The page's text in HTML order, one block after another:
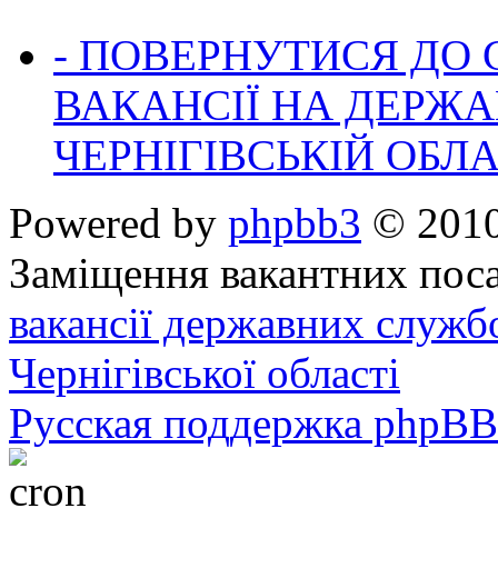
- ПОВЕРНУТИСЯ ДО
ВАКАНСІЇ НА
ЧЕРНІГІВСЬКІЙ
Powered by phpbb3 ©
Заміщення вакантних
вакансії державних
Чернігівської області
Русская поддержка phpBB